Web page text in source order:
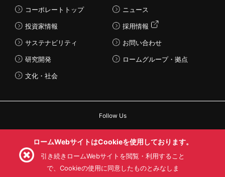
コーポレートトップ
投資家情報
サステナビリティ
研究開発
文化・社会
ニュース
採用情報
お問い合わせ
ロームグループ・拠点
Follow Us
利用規約 利用目的
SNS利用規約
ロームWebサイトはCookieを使用しております。
引き続きロームWebサイトを閲覧・利用すること
で、Cookieの使用に同意したものとみなしま